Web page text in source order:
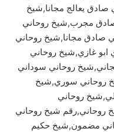
يعالج مجانا,شيخ
مجرب,شيخ روحاني
صادق مجانا,شيخ روحاني
غازي,شيخ روحاني
روحاني سوداني
روحاني سوري,شيخ
روحاني
روحاني,رقم شيخ روحاني
مضمون,شيخ حكيم